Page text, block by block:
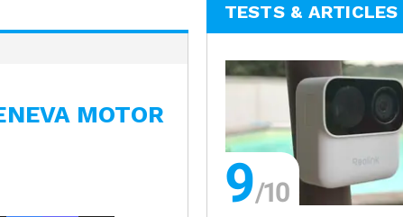
MOTOR
TESTS & ARTICLES
9